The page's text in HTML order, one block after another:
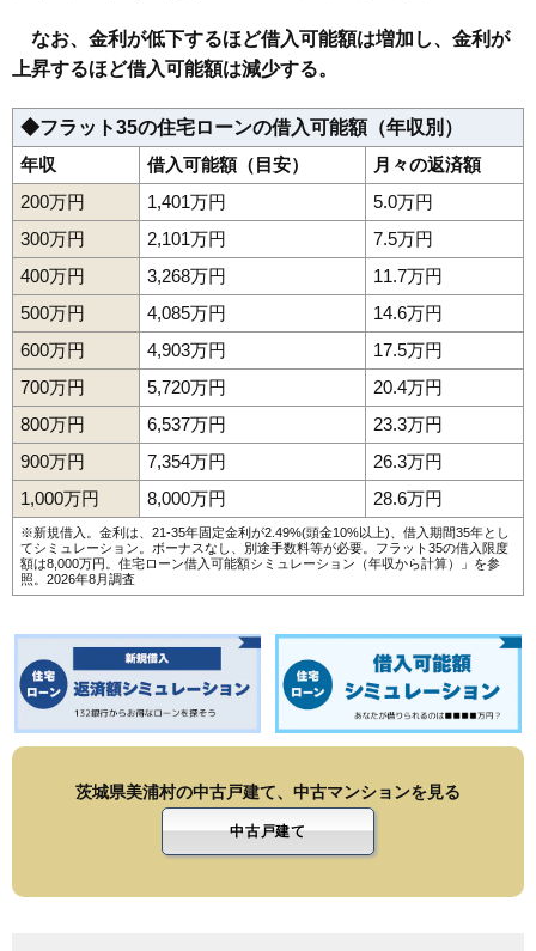
なお、金利が低下するほど借入可能額は増加し、金利が
上昇するほど借入可能額は減少する。
◆フラット35の住宅ローンの借入可能額（年収別）
年収
借入可能額（目安）
月々の返済額
200万円
1,401万円
5.0万円
300万円
2,101万円
7.5万円
400万円
3,268万円
11.7万円
500万円
4,085万円
14.6万円
600万円
4,903万円
17.5万円
700万円
5,720万円
20.4万円
800万円
6,537万円
23.3万円
900万円
7,354万円
26.3万円
1,000万円
8,000万円 28.6万円
※新規借入。金利は、21-35年固定金利が2.49%(頭金10%以上)、借入期間35年とし
てシミュレーション。ボーナスなし、別途手数料等が必要。フラット35の借入限度
額は8,000万円。 住宅ローン借入可能額シミュレーション（年収から計算）
」を参
照。2026年8月調査
茨城県美浦村の中古戸建て、中古マンションを見る
中古戸建て